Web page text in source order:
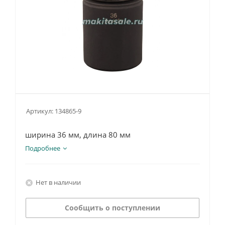
Артикул: 134865-9
ширина 36 мм, длина 80 мм
Подробнее
Нет в наличии
Сообщить о поступлении